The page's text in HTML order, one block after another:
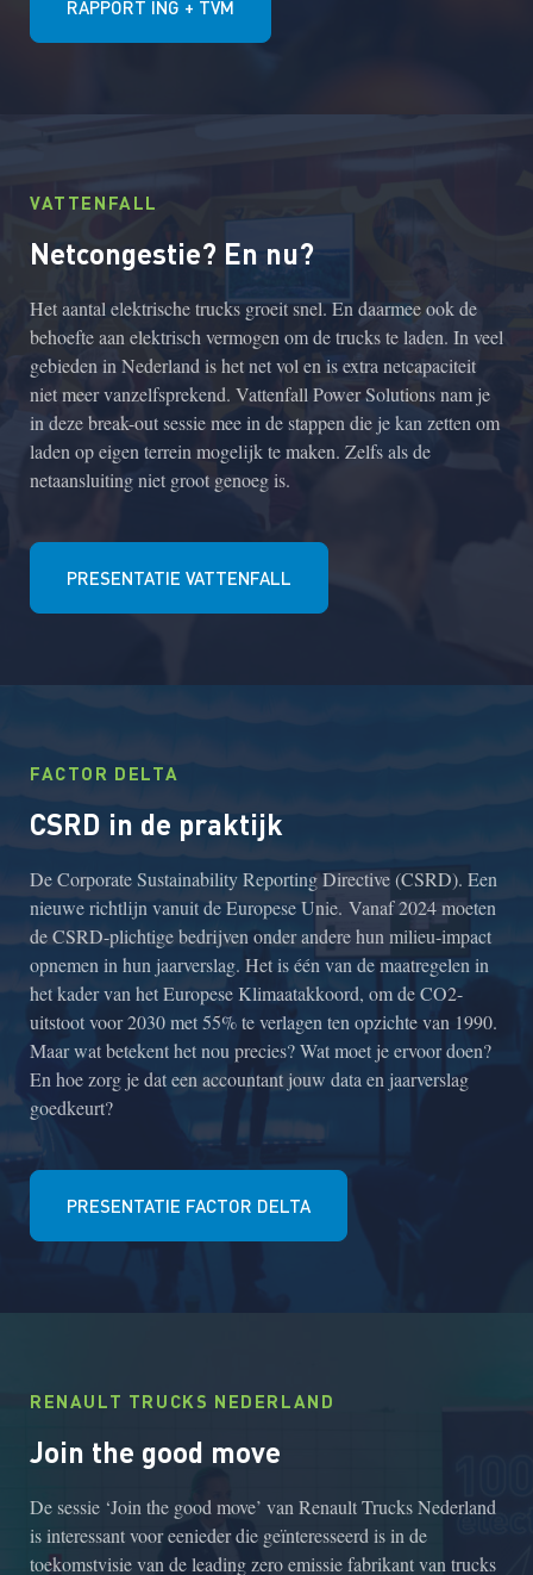
RAPPORT ING + TVM
VATTENFALL
Netcongestie? En nu?
Het aantal elektrische trucks groeit snel. En daarmee ook de
behoefte aan elektrisch vermogen om de trucks te laden. In veel
gebieden in Nederland is het net vol en is extra netcapaciteit
niet meer vanzelfsprekend. Vattenfall Power Solutions nam je
in deze break-out sessie mee in de stappen die je kan zetten om
laden op eigen terrein mogelijk te maken. Zelfs als de
netaansluiting niet groot genoeg is.
PRESENTATIE VATTENFALL
FACTOR DELTA
CSRD in de praktijk
De Corporate Sustainability Reporting Directive (CSRD). Een
nieuwe richtlijn vanuit de Europese Unie. Vanaf 2024 moeten
de CSRD-plichtige bedrijven onder andere hun milieu-impact
opnemen in hun jaarverslag. Het is één van de maatregelen in
het kader van het Europese Klimaatakkoord, om de CO2-
uitstoot voor 2030 met 55% te verlagen ten opzichte van 1990.
Maar wat betekent het nou precies? Wat moet je ervoor doen?
En hoe zorg je dat een accountant jouw data en jaarverslag
goedkeurt?
PRESENTATIE FACTOR DELTA
RENAULT TRUCKS NEDERLAND
Join the good move
De sessie ‘Join the good move’ van Renault Trucks Nederland
is interessant voor eenieder die geïnteresseerd is in de
toekomstvisie van de leading zero emissie fabrikant van trucks